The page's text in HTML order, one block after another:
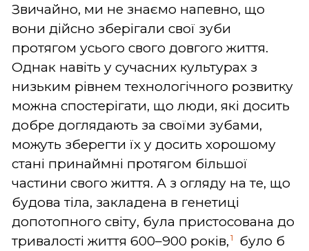
Звичайно, ми не знаємо напевно, що
вони дійсно зберігали свої зуби
протягом усього свого довгого життя.
Однак навіть у сучасних культурах з
низьким рівнем технологічного розвитку
можна спостерігати, що люди, які досить
добре доглядають за своїми зубами,
можуть зберегти їх у досить хорошому
стані принаймні протягом більшої
частини свого життя. А з огляду на те, що
будова тіла, закладена в генетиці
допотопного світу, була пристосована до
тривалості життя 600–900 років, 1
було б